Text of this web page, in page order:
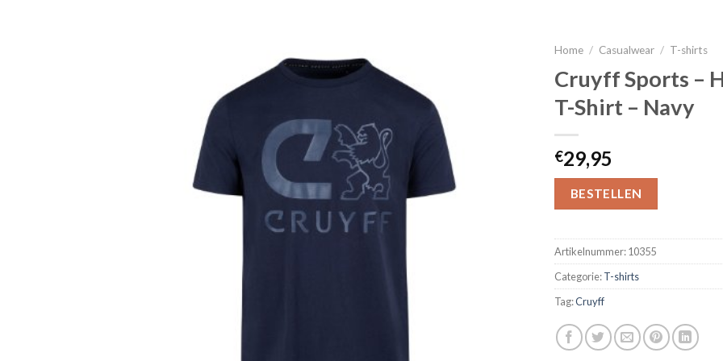
Home / Casualwear / T-shirts
Cruyff Sports –
T-Shirt – Navy
€29,95
BESTELLEN
Artikelnummer:10355
Categorie:T-shirts
Tag:Cruyff